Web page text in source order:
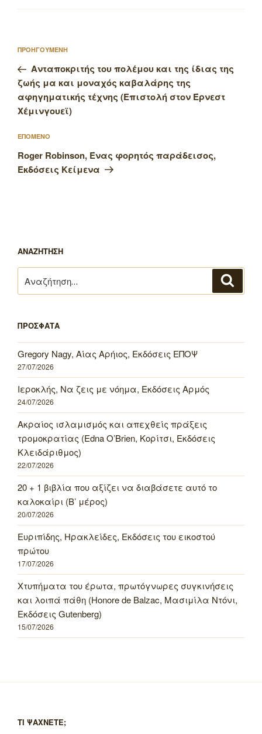
άρθρων
Προηγούμενο
άρθρο
ΠΡΟΗΓΟΥΜΕΝΗ
Ανταποκριτής του πολέμου και της ίδιας της
ζωής μα και μοναχός καβαλάρης της
αφηγηματικής τέχνης (Επιστολή στον Έρνεστ
Χέμινγουεϊ)
Επόμενο
άρθρο
ΕΠΟΜΕΝΟ
Roger Robinson, Ένας φορητός παράδεισος,
Εκδόσεις Κείμενα
ΑΝΑΖΗΤΗΣΗ
για:
ΠΡΟΣΦΑΤΑ
Gregory Nagy, Αίας Αρήιος, Εκδόσεις ΕΠΟΨ
27/07/2026
Ιεροκλής, Να ζεις με νόημα, Εκδόσεις Αρμός
24/07/2026
Ακραίος ισλαμισμός και απεχθείς πράξεις
τρομοκρατίας (Edna O’Brien, Κορίτσι, Εκδόσεις
Κλειδάριθμος)
22/07/2026
20 + 1 βιβλία που αξίζει να διαβάσετε αυτό το
καλοκαίρι (Β’ μέρος)
20/07/2026
Ευριπίδης, Ηρακλείδες, Εκδόσεις του εικοστού
πρώτου
17/07/2026
Χτυπήματα του έρωτα, πρωτόγνωρες συγκινήσεις
και λοιπά πάθη (Honore de Balzac, Μασιμίλα Ντόνι,
Εκδόσεις Gutenberg)
15/07/2026
ΤΙ ΨΑΧΝΕΤΕ;